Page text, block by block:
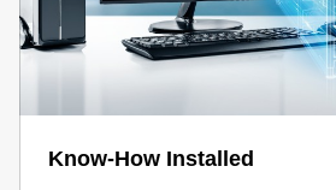
Know-How Installed